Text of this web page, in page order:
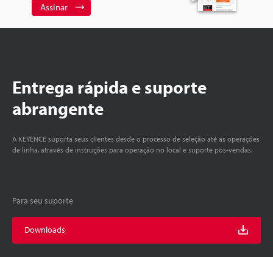
Assinar
Entrega rápida e suporte
abrangente
A KEYENCE suporta seus clientes desde o processo de seleção até as operações
de linha, através de instruções para operação no local e suporte pós-vendas.
Para seu suporte
Downloads